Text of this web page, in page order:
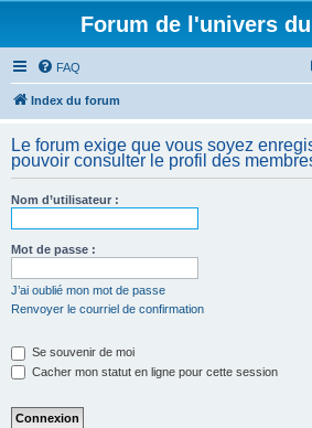
Forum de l'univers
FAQ
Index du forum
Le forum exige que vous soyez
pouvoir consulter le profil des
Nom d’utilisateur :
Mot de passe :
J’ai oublié mon mot de passe
Renvoyer le courriel de confirmation
Se souvenir de moi
Cacher mon statut en ligne pour cette session